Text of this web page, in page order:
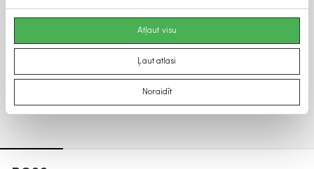
Atļaut visu
Ļaut atlasi
Noraidīt